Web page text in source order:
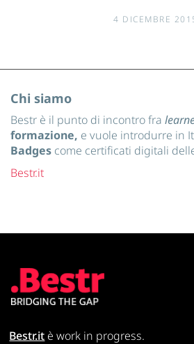
4 DICEMBRE
Chi siamo
Bestr è il punto di incontro fra
formazione, e vuole introdurre in
Badges come certificati digitali
Bestr.it
Bestr.it è work in progress.